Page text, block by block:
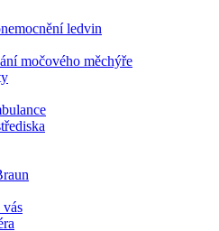
ledvin
močového měchýře